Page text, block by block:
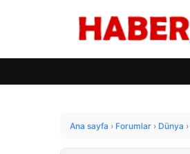
Ana sayfa › Forumlar › Dünya ›